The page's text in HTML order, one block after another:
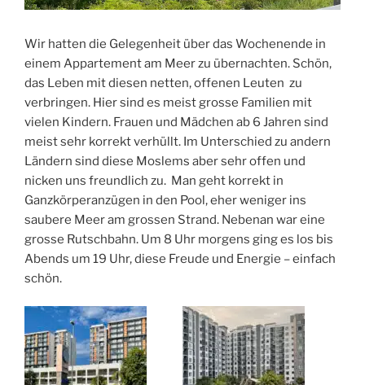
Wir hatten die Gelegenheit über das Wochenende in
einem Appartement am Meer zu übernachten. Schön,
das Leben mit diesen netten, offenen Leuten zu
verbringen. Hier sind es meist grosse Familien mit
vielen Kindern. Frauen und Mädchen ab 6 Jahren sind
meist sehr korrekt verhüllt. Im Unterschied zu andern
Ländern sind diese Moslems aber sehr offen und
nicken uns freundlich zu. Man geht korrekt in
Ganzkörperanzügen in den Pool, eher weniger ins
saubere Meer am grossen Strand. Nebenan war eine
grosse Rutschbahn. Um 8 Uhr morgens ging es los bis
Abends um 19 Uhr, diese Freude und Energie – einfach
schön.